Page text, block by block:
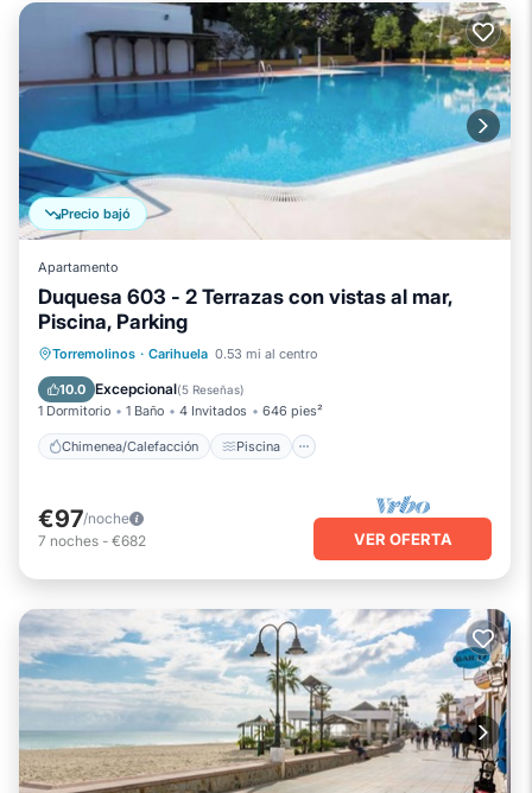
Precio bajó
Apartamento
Duquesa 603 - 2 Terrazas con vistas al mar,
Piscina, Parking
Torremolinos · Carihuela 0.53 mi al centro
10.0 Excepcional(5 Reseñas)
1 Dormitorio 1 Baño 4 Invitados 646 pies²
Chimenea/Calefacción Piscina
Chimenea/Calefacción
Piscina
Balcón/Terraza
€97/noche
7 noches - €682 VER OFERTA